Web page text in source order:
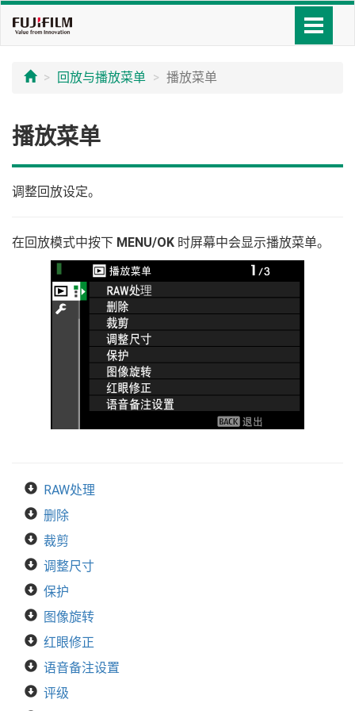
回放与播放菜单 播放菜单
播放菜单
调整回放设定。
在回放模式中按下 MENU/OK 时屏幕中会显示播放菜单。
RAW处理
删除
裁剪
调整尺寸
保护
图像旋转
红眼修正
语音备注设置
评级